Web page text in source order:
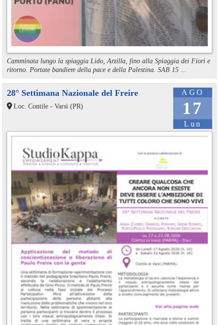
Camminata lungo la spiaggia Lido, Arzilla, fino alla Spiaggia dei Fiori e
ritorno. Portate bandiere della pace e della Palestina. SAB 15 ...
AGO
17
Lun
28° Settimana Nazionale del Freire
Loc. Contile - Varsi (PR)